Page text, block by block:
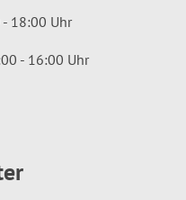
18:00 Uhr
- 16:00 Uhr